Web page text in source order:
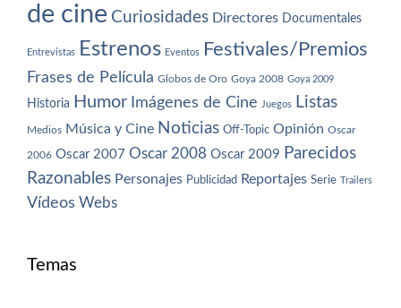
de cine Curiosidades Directores Documentales
Entrevistas Estrenos Eventos Festivales/Premios
Frases de Película Globos de Oro Goya 2008 Goya 2009
Historia Humor Imágenes de Cine Juegos Listas
Medios Música y Cine Noticias Off-Topic Opinión Oscar
2006 Oscar 2007 Oscar 2008 Oscar 2009 Parecidos
Razonables Personajes Publicidad Reportajes Serie Trailers
Vídeos Webs
Temas